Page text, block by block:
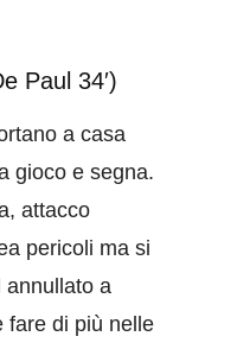
Paul 34′)
a casa
gioco e segna.
attacco
pericoli ma si
annullato a
fare di più nelle